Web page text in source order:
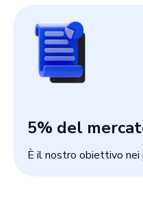
5% del
È il nostro obiettivo nei